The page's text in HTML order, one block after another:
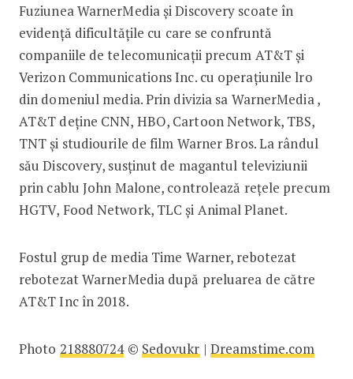
Fuziunea WarnerMedia şi Discovery scoate în
evidenţă dificultăţile cu care se confruntă
companiile de telecomunicaţii precum AT&T şi
Verizon Communications Inc. cu operaţiunile lro
din domeniul media. Prin divizia sa WarnerMedia ,
AT&T deţine CNN, HBO, Cartoon Network, TBS,
TNT şi studiourile de film Warner Bros. La rândul
său Discovery, susţinut de magantul televiziunii
prin cablu John Malone, controlează reţele precum
HGTV, Food Network, TLC şi Animal Planet.
Fostul grup de media Time Warner, rebotezat
rebotezat WarnerMedia după preluarea de către
AT&T Inc în 2018.
Photo 218880724© Sedovukr | Dreamstime.com